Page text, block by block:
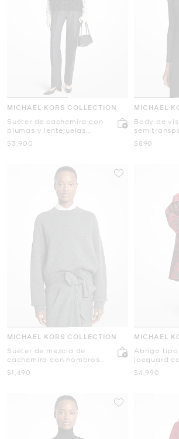
MICHAEL KORS COLLECTION
Suéter de cachemira con
plumas y lentejuelas
bordadas a mano
Ahora
$3,900
MICHAEL
Body de
superfina
Ahora
$890
MICHAEL KORS COLLECTION
Suéter de mezcla de
cachemira con hombros
caídos
Ahora
$1,490
MICHAEL
Abrigo
jacquard
de rosas
Ahora
$4,990